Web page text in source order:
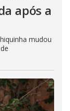
após a
mudou